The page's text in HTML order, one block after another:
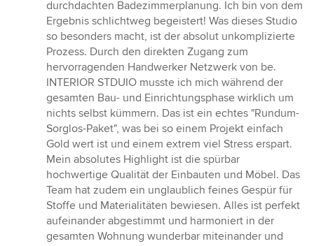
Sternen
durchdachten Badezimmerplanung. Ich bin von dem
Ergebnis schlichtweg begeistert! Was dieses Studio
so besonders macht, ist der absolut unkomplizierte
Prozess. Durch den direkten Zugang zum
hervorragenden Handwerker Netzwerk von be.
INTERIOR STDUIO musste ich mich während der
gesamten Bau- und Einrichtungsphase wirklich um
nichts selbst kümmern. Das ist ein echtes "Rundum-
Sorglos-Paket", was bei so einem Projekt einfach
Gold wert ist und einem extrem viel Stress erspart.
Mein absolutes Highlight ist die spürbar
hochwertige Qualität der Einbauten und Möbel. Das
Team hat zudem ein unglaublich feines Gespür für
Stoffe und Materialitäten bewiesen. Alles ist perfekt
aufeinander abgestimmt und harmoniert in der
gesamten Wohnung wunderbar miteinander und